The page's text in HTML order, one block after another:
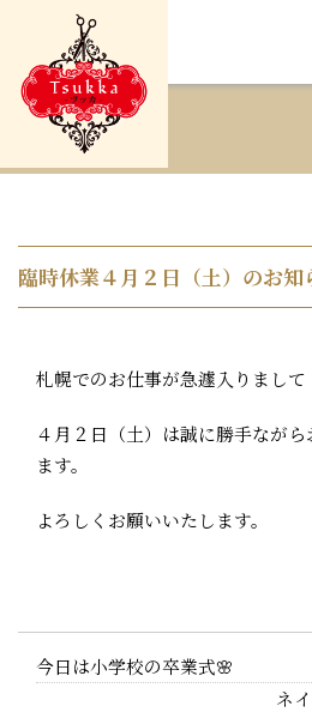
臨時休業４月２日（土）のお知
札幌でのお仕事が急遽入りまして
４月２日（土）は誠に勝手なが
ます。
よろしくお願いいたします。
今日は小学校の卒業式🌸
ネ